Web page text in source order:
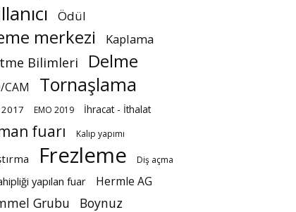
Ödül
merkezi Kaplama
Bilimleri Delme
CAM Tornaşlama
2017 EMO 2019 İhracat - İthalat
fuarı Kalıp yapımı
Frezleme Diş açma
yapılan fuar Hermle AG
Grubu Boynuz